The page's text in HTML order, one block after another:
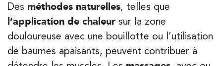
Des méthodes naturelles, telles que
l’application de chaleur sur la zone
douloureuse avec une bouillotte ou l’utilisation
de baumes apaisants, peuvent contribuer à
199 Bd Saint-Germain 75007 Paris
01 43 25 10 20
PRENEZ RDV SUR